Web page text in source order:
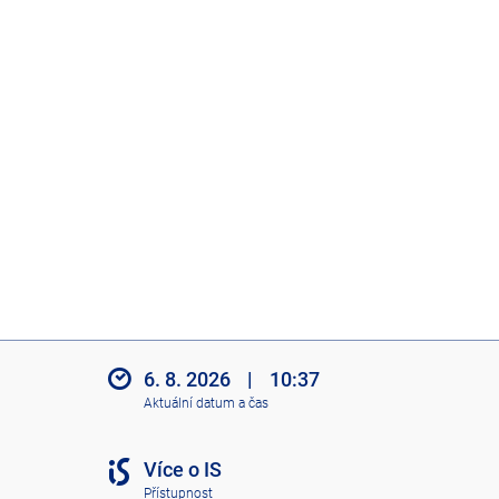
6. 8. 2026 | 10:37
Aktuální datum a čas
Více o IS
Přístupnost